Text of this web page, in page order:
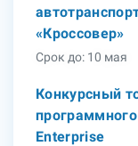
«Кроссовер»
Срок до: 10 мая
Конкурсный
Enterprise